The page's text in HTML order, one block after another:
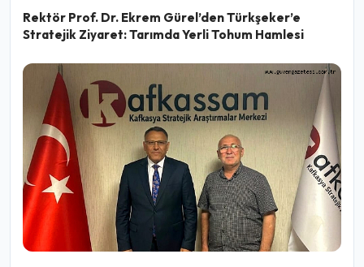
Rektör Prof. Dr. Ekrem Gürel’den Türkşeker’e
Stratejik Ziyaret: Tarımda Yerli Tohum Hamlesi